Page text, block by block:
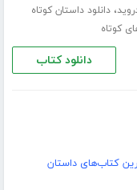
،دانلود داستان کوتاه
کوتاه
دانلود کتاب
کتاب‌های داستان